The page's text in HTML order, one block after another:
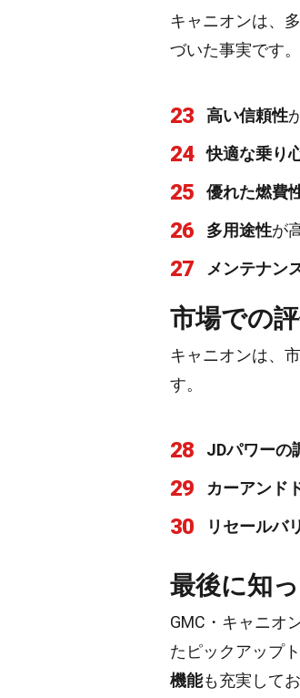
キャニオンは、
づいた事実です。
23 高い信頼性
24 快適な乗り
25 優れた燃費
26 多用途性が
27 メンテナン
市場での
キャニオンは、
す。
28 JDパワーの
29 カーアンド
30 リセールバ
最後に知
GMC・キャニオ
たピックアップ
機能も充実してお